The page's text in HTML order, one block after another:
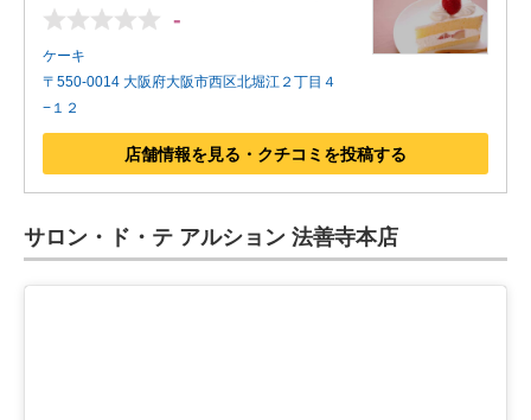
-
ケーキ
〒550-0014 大阪府大阪市西区北堀江２丁目４
−１２
店舗情報を見る・クチコミを投稿する
サロン・ド・テ アルション 法善寺本店